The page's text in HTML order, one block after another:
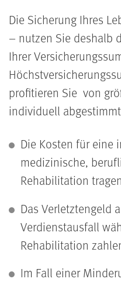
Die Sicherung Ihres
– nutzen Sie deshalb
Ihrer
profitieren Sie von
individuell
Die Kosten für eine
medizinische,
Rehabilitation
Das Verletztengeld
Verdienstausfall
Rehabilitation
Im Fall einer